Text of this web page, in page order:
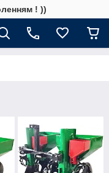
! ))